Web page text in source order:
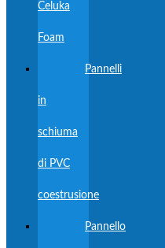
Celuka
Foam
Pannelli
in
schiuma
di PVC
coestrusione
Pannello